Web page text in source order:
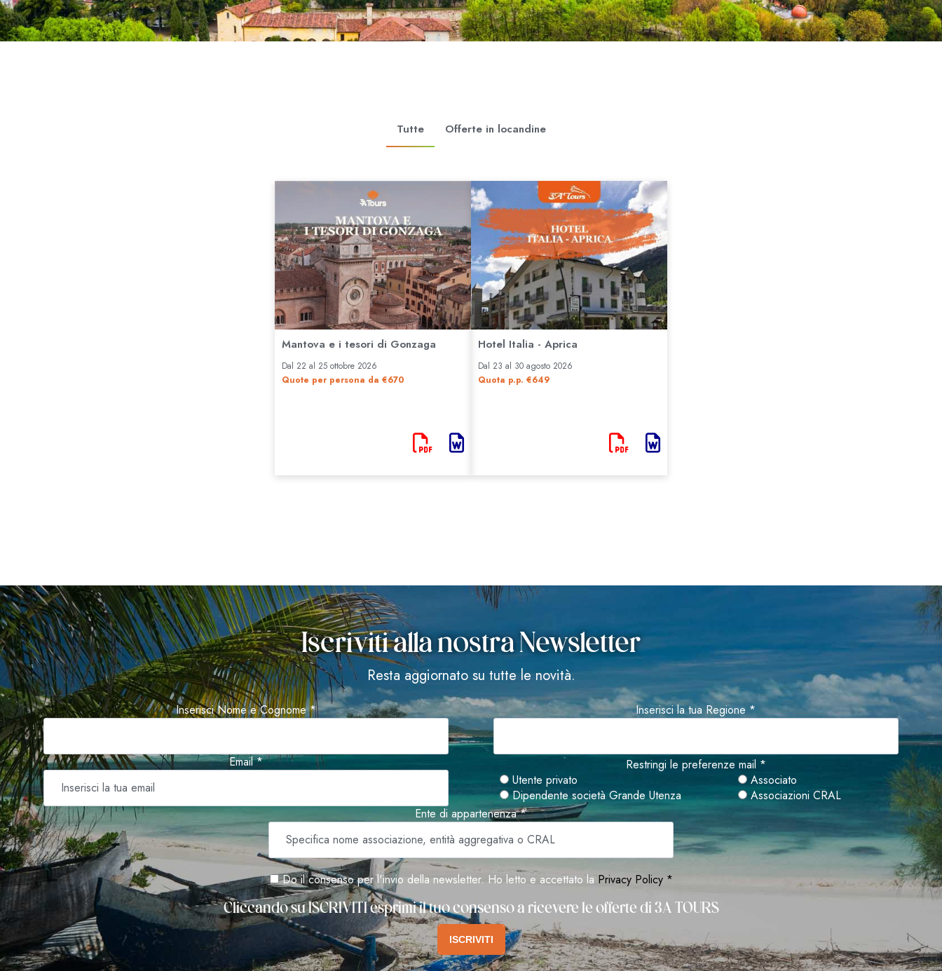
Iscriviti alla nostra Newsletter
Resta aggiornato su tutte le novità.
Inserisci Nome e Cognome * Inserisci la tua Regione *
Email *
Restringi le preferenze mail *
Utente privato
Associato
Dipendente società Grande Utenza
Associazioni CRAL
Ente di appartenenza *
Do il consenso per l'invio della newsletter. Ho letto e accettato la Privacy Policy *
Cliccando su ISCRIVITI esprimi il tuo consenso a ricevere le offerte di 3A TOURS
ISCRIVITI